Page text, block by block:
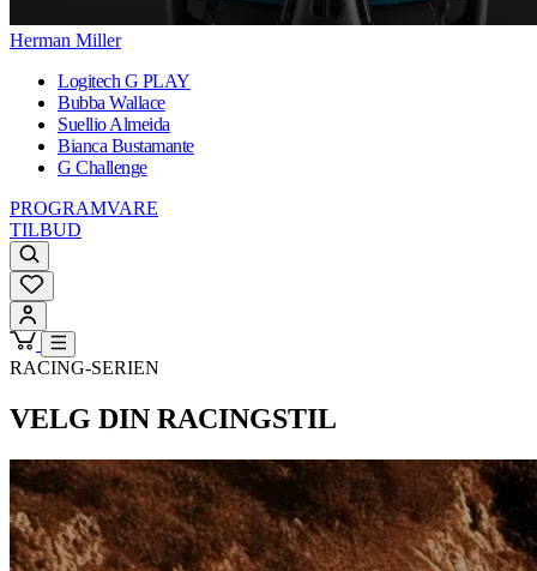
Herman Miller
Logitech G PLAY
Bubba Wallace
Suellio Almeida
Bianca Bustamante
G Challenge
PROGRAMVARE
TILBUD
RACING-SERIEN
VELG DIN RACINGSTIL